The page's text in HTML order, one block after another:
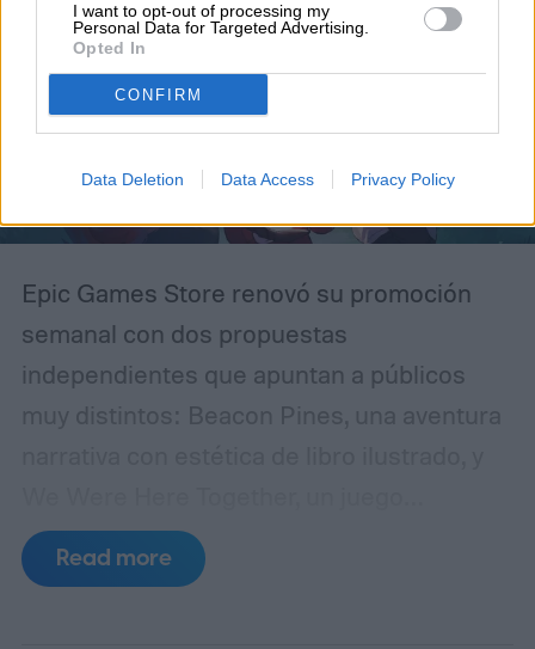
I want to opt-out of processing my
Personal Data for Targeted Advertising.
Opted In
CONFIRM
Data Deletion Data Access Privacy Policy
Epic Games Store renovó su promoción
semanal con dos propuestas
independientes que apuntan a públicos
muy distintos: Beacon Pines, una aventura
cooperativo de puzles que solo puede
disfrutarse en compañía de otra persona.
Read more